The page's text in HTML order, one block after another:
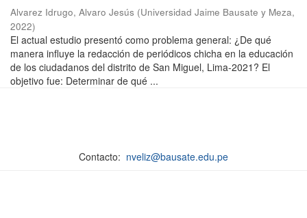
Alvarez Idrugo, Alvaro Jesús (Universidad Jaime Bausate y Meza,
2022)
El actual estudio presentó como problema general: ¿De qué
manera influye la redacción de periódicos chicha en la educación
de los ciudadanos del distrito de San Miguel, Lima-2021? El
objetivo fue: Determinar de qué ...
Contacto: nveliz@bausate.edu.pe